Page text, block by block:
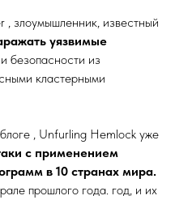
злоумышленник, известный
уязвимые
безопасности из
кластерными
, Unfurling Hemlock уже
с применением
в 10 странах мира.
прошлого года. год, и их